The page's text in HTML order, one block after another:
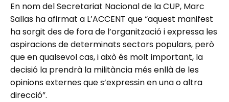
En nom del Secretariat Nacional de la CUP, Marc
Sallas ha afirmat a L’ACCENT que “aquest manifest
ha sorgit des de fora de l’organització i expressa les
aspiracions de determinats sectors populars, però
que en qualsevol cas, i això és molt important, la
decisió la prendrà la militància més enllà de les
opinions externes que s’expressin en una o altra
direcció”.